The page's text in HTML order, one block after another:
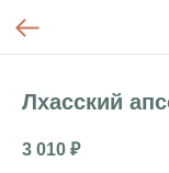
Лхасский
3 010 ₽